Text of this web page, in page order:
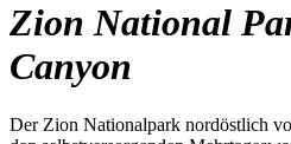
Zion National
Canyon
Der Zion Nationalpark nordöstlich